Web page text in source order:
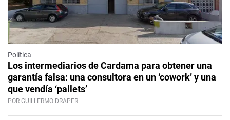
Política
Los intermediarios de Cardama para obtener una
garantía falsa: una consultora en un ‘cowork’ y una
que vendía ‘pallets’
POR GUILLERMO DRAPER